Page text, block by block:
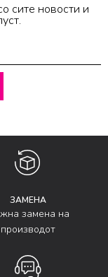
сите новости и
ЗАМЕНА
замена на
производот